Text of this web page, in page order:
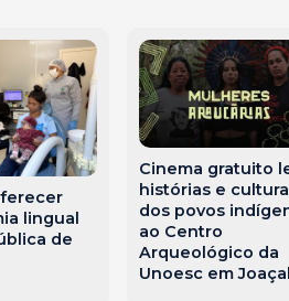
lingual
de
Cinema gratuito
histórias e cultura
dos povos
ao Centro
Arqueológico da
Unoesc em